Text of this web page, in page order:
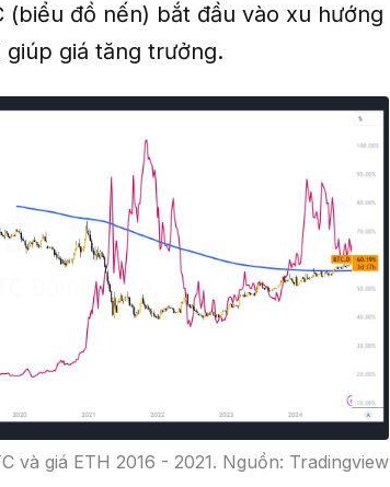
(biểu đồ nến) bắt đầu vào xu hướng
giá tăng trưởng.
và giá ETH 2016 - 2021. Nguồn: Tradingview